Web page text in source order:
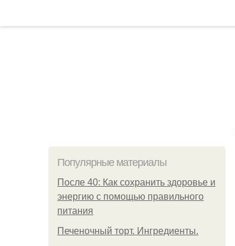
Популярные материалы
После 40: Как сохранить здоровье и
энергию с помощью правильного
питания
Печеночный торт. Ингредиенты.